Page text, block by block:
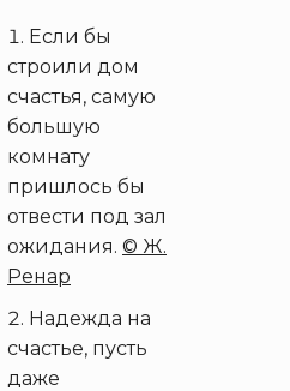
Если бы
строили дом
счастья, самую
большую
комнату
пришлось бы
отвести под зал
ожидания. © Ж.
Ренар
Надежда на
счастье, пусть
даже